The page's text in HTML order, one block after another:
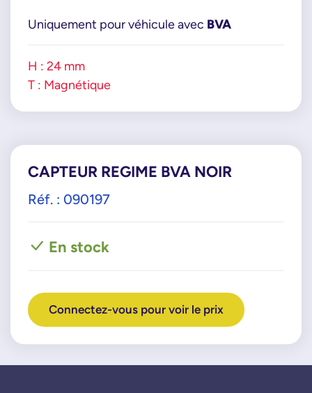
Uniquement pour véhicule avec BVA
H : 24 mm
T : Magnétique
CAPTEUR REGIME BVA NOIR
Réf. : 090197
En stock
Connectez-vous pour voir le prix